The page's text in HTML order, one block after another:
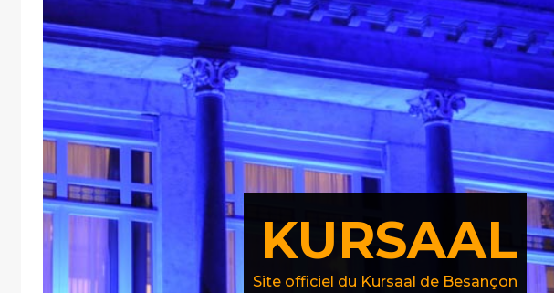
KURSAAL
Site officiel du Kursaal de Besançon